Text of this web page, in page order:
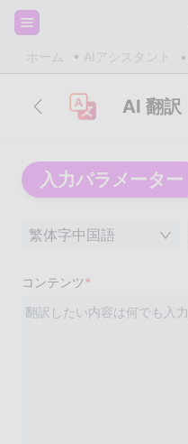
ホーム AIアシスタント
サインアップして
AI 翻訳
入力パラメーター
繁体字中国語
コンテンツ*